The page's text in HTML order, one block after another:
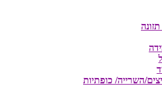
השרייה/ כופתיות